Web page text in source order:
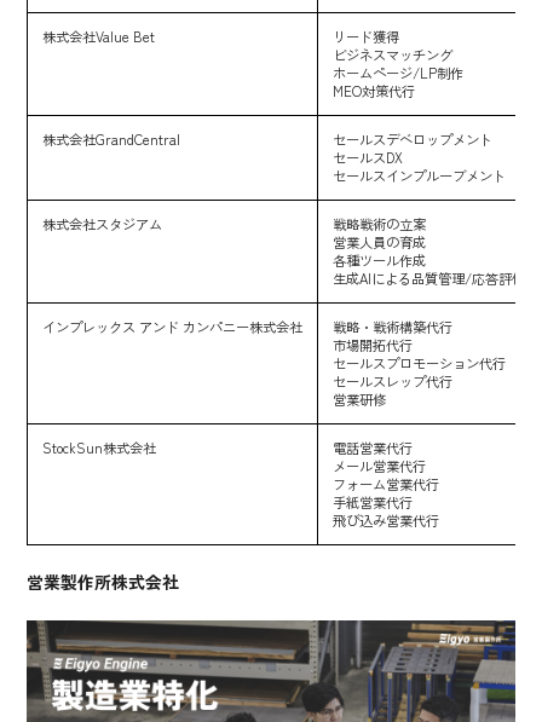
株式会社Value Bet
リード獲得
ビジネスマッチング
ホームページ/LP制作
MEO対策代行
株式会社GrandCentral
セールスデベロップメント
セールスDX
セールスインプルーブメント
株式会社スタジアム
戦略戦術の立案
営業人員の育成
各種ツール作成
生成AIによる品質管理/応答評価
インプレックス アンド カンパニー株式会社
戦略・戦術構築代行
市場開拓代行
セールスプロモーション代行
セールスレップ代行
営業研修
StockSun株式会社
電話営業代行
メール営業代行
フォーム営業代行
手紙営業代行
飛び込み営業代行
営業製作所株式会社